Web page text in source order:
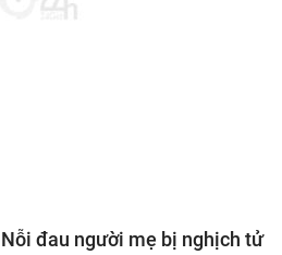
Nỗi đau người mẹ bị nghịch tử